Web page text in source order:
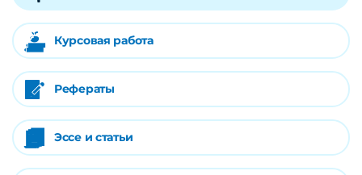
Курсовая работа
Рефераты
Эссе и статьи